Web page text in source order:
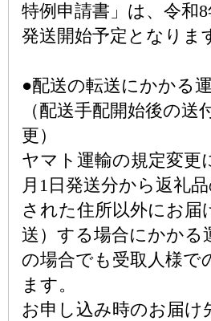
特例申請書」は、令和
発送開始予定となりま
●配送の転送にかかる
（配送手配開始後の送
更）
ヤマト運輸の規定変更
月1日発送分から返礼
された住所以外にお届
送）する場合にかかる
の場合でも受取人様で
ます。
お申し込み時のお届け